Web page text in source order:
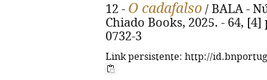
12 - O cadafalso / BALA -
Chiado Books, 2025. - 64, [4]
0732-3
Link persistente: http://